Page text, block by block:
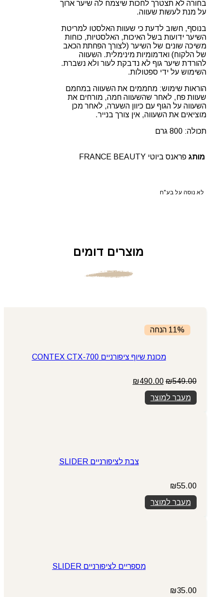
בחורה לא תצטרך לחכות שיצמח לה שיער ארוך
על מנת לעשות שעווה.
בנוסף, חשוב לדעת כי שעוות האלסטו למריטת
השיער ידועות בשל האיכות, האלסטיות, כוחות
משיכה שונים של השיער (לצורך הפחתת הכאב
של הלקוח) ואדמומיות מינימלית. השעווה
להורדת שיער גוף לא נדבקת לעור ולא נשברת.
השימוש על ידי ספטולות.
הוראות שימוש: מחממים את השעווה במחמם
שעוות פח, לאחר שהשעווה חמה, מורחים את
השעווה על הגוף עם כיוון השערה, לאחר מכן
מוציאים את השעווה, אין צורך בנייר.
תכולה: 800 גרם
מותג פראנס ביוטי FRANCE BEAUTY
לא נוסה על בע"ח
מוצרים דומים
11% הנחה
מכונת שיוף ציפורניים CONTEX CTX-700
₪549.00
המחיר
המקורי
היה:
₪549.00.
₪490.00
מעבר למוצר
צבת לציפורניים SLIDER
₪55.00
מעבר למוצר
מספריים לציפורניים SLIDER
₪35.00